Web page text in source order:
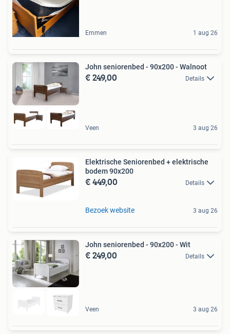
Emmen 1 aug 26
John seniorenbed - 90x200 - Walnoot
€ 249,00 Details
Veen 3 aug 26
Elektrische Seniorenbed + elektrische
bodem 90x200
€ 449,00 Details
Bezoek website 3 aug 26
John seniorenbed - 90x200 - Wit
€ 249,00 Details
Veen 3 aug 26